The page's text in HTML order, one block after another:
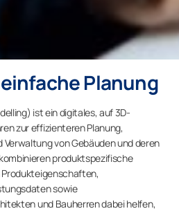
Planung
ist ein digitales, auf 3D-
zur effizienteren Planung,
von Gebäuden und deren
produktspezifische
sowie
und Bauherren dabei helfen,